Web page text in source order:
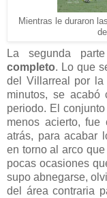
Mientras le duraron
La segunda
completo. Lo que
del Villarreal por la
minutos, se acabó
periodo. El
menos acierto,
atrás, para acabar
en torno al arco
pocas ocasiones
supo abnegarse,
del área contraria